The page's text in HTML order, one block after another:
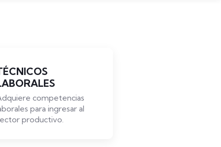
competencias
para ingresar al
productivo.